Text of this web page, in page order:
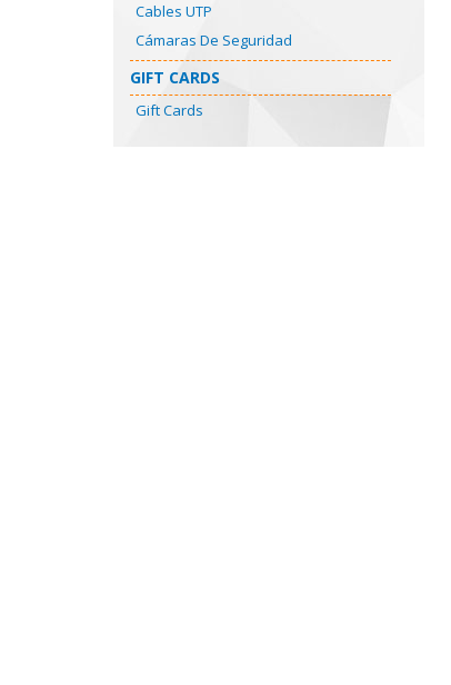
Cables UTP
Cámaras De Seguridad
GIFT CARDS
Gift Cards